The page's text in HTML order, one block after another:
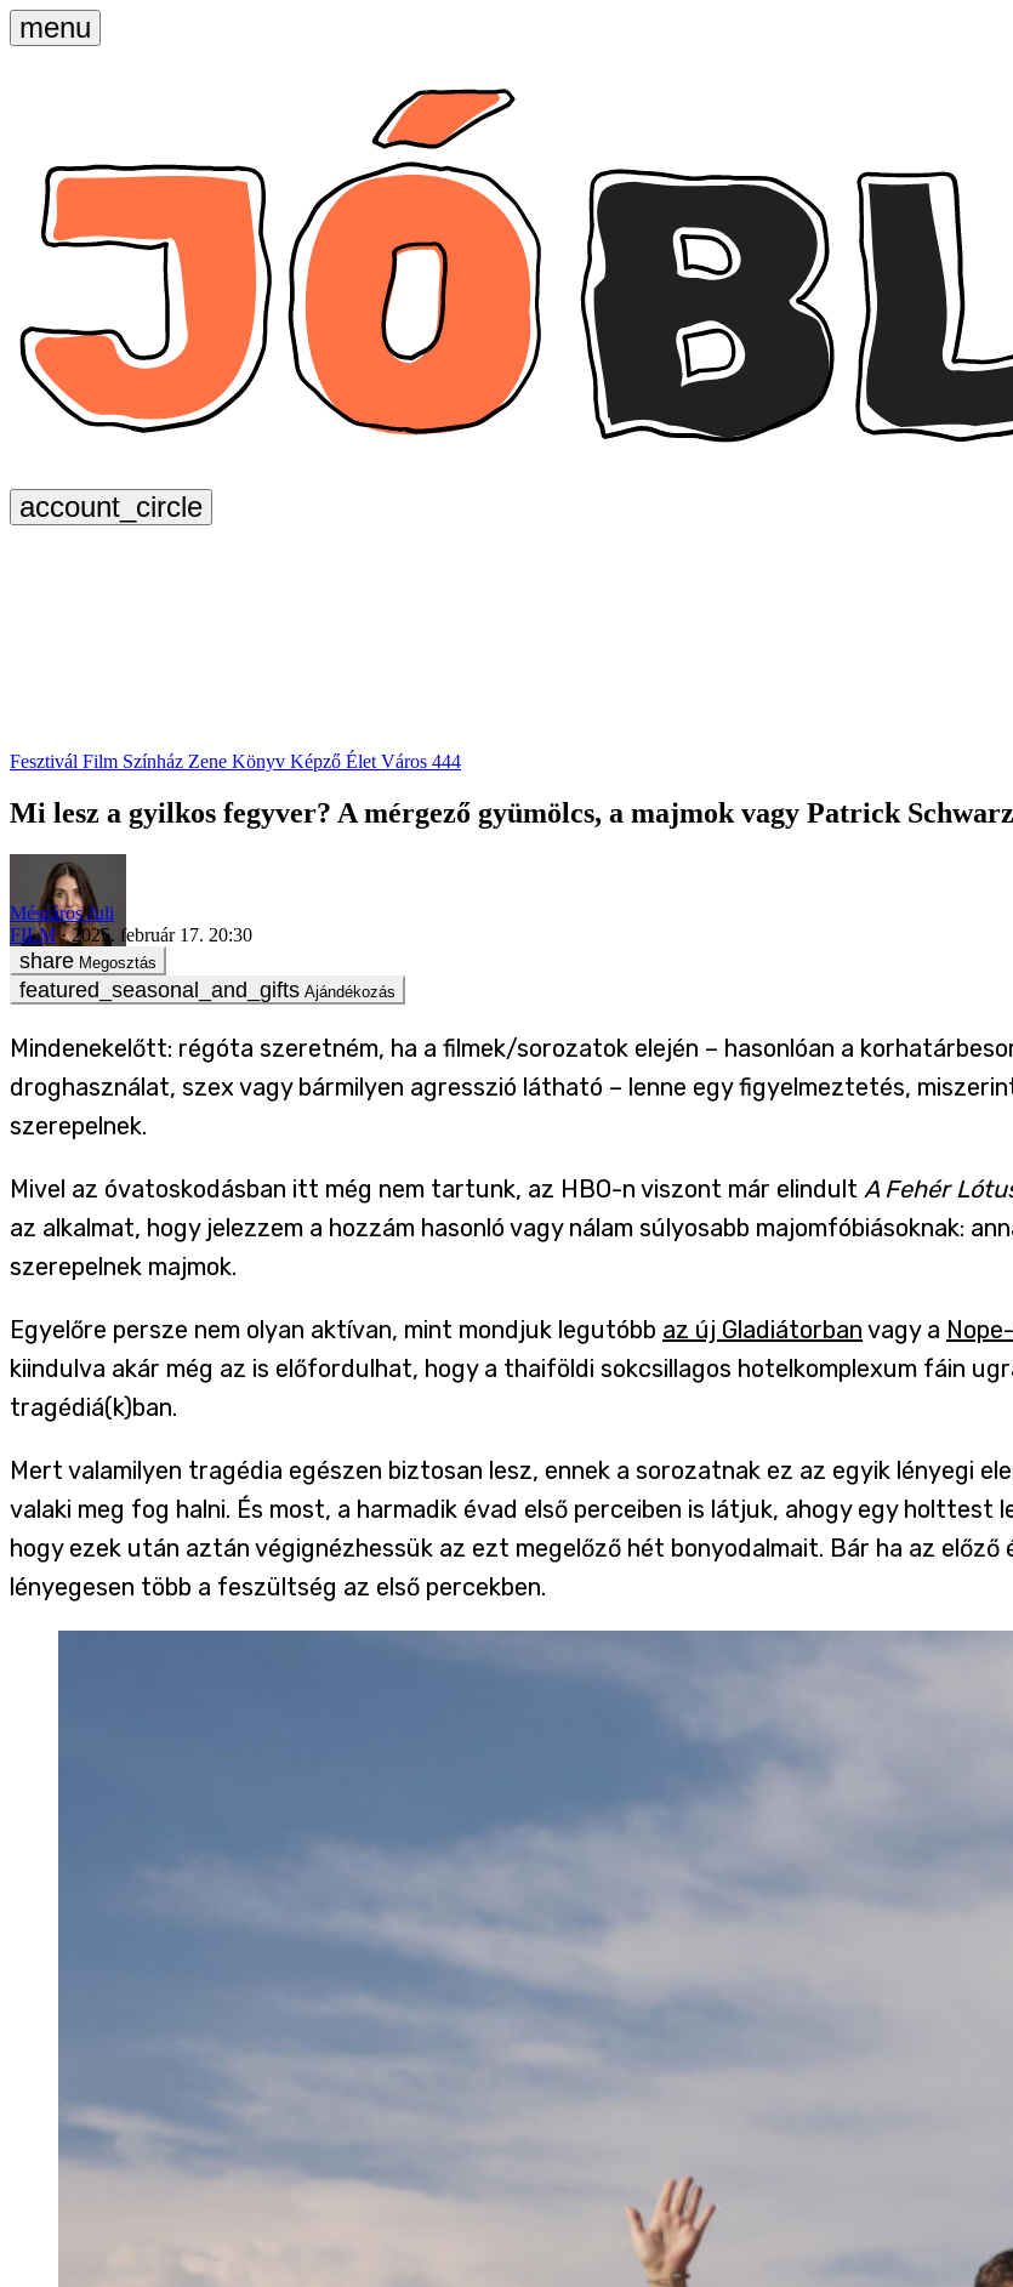
Fesztivál Film Színház Zene Könyv Képző Élet Város 444
Mi lesz a gyilkos fegyver? A mérgező gyümölcs, a majmok vagy Patrick
Mészáros Juli
FILM
2025. február 17. 20:30
Megosztás
Ajándékozás
Mindenekelőtt: régóta szeretném, ha a filmek/sorozatok elején – hasonlóan a
droghasználat, szex vagy bármilyen agresszió látható – lenne egy figyelmeztetés,
szerepelnek.
Mivel az óvatoskodásban itt még nem tartunk, az HBO-n viszont már elindult A Fehér
az alkalmat, hogy jelezzem a hozzám hasonló vagy nálam súlyosabb majomfóbiásoknak:
szerepelnek majmok.
Egyelőre persze nem olyan aktívan, mint mondjuk legutóbb az új Gladiátorban vagy a
kiindulva akár még az is előfordulhat, hogy a thaiföldi sokcsillagos hotelkomplexum fáin
tragédiá(k)ban.
Mert valamilyen tragédia egészen biztosan lesz, ennek a sorozatnak ez az egyik lényegi
valaki meg fog halni. És most, a harmadik évad első perceiben is látjuk, ahogy egy
hogy ezek után aztán végignézhessük az ezt megelőző hét bonyodalmait. Bár ha az
lényegesen több a feszültség az első percekben.